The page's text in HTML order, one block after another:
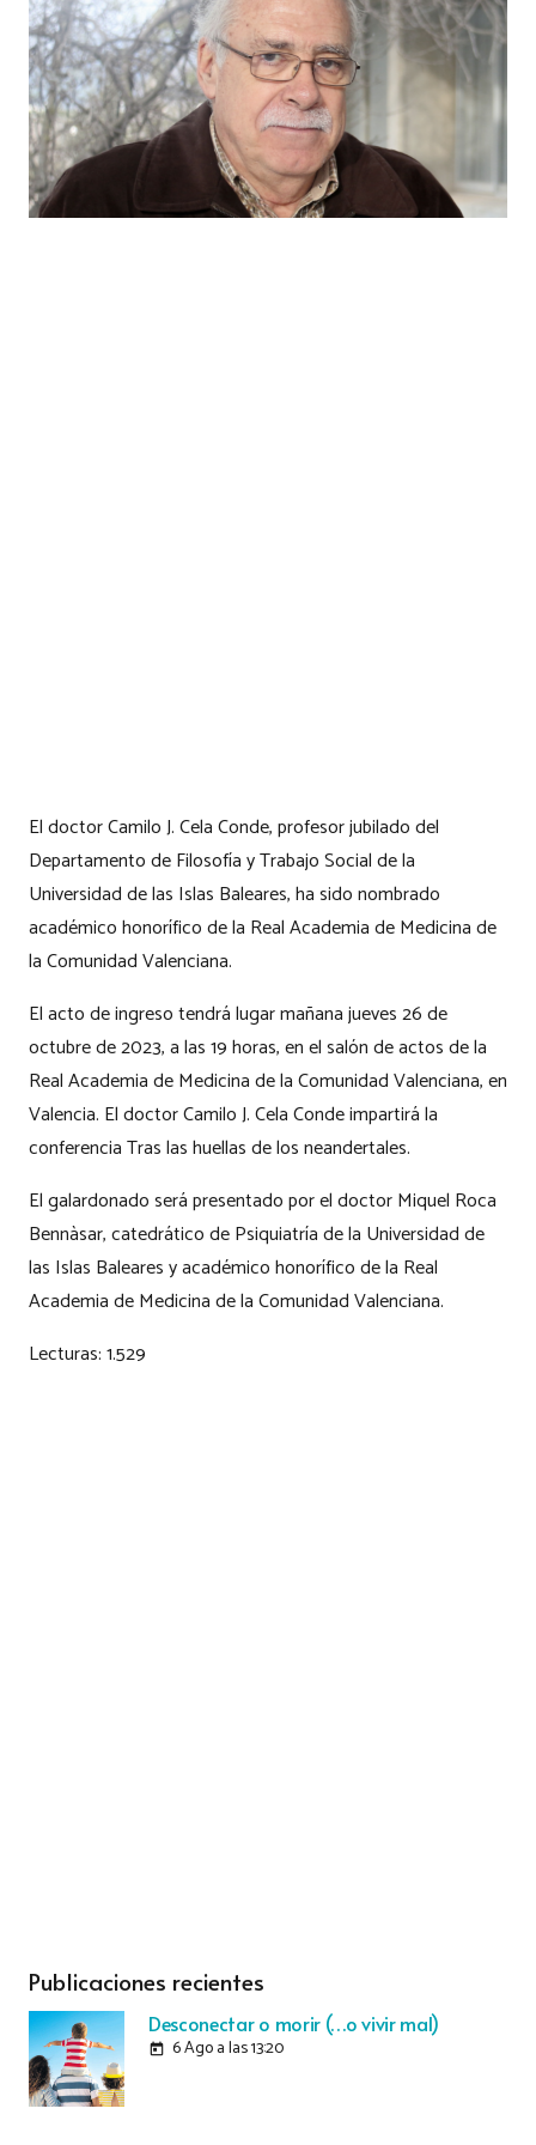
El doctor Camilo J. Cela Conde, profesor jubilado del
Departamento de Filosofía y Trabajo Social de la
Universidad de las Islas Baleares, ha sido nombrado
académico honorífico de la Real Academia de Medicina de
la Comunidad Valenciana.
El acto de ingreso tendrá lugar mañana jueves 26 de
octubre de 2023, a las 19 horas, en el salón de actos de la
Real Academia de Medicina de la Comunidad Valenciana, en
Valencia. El doctor Camilo J. Cela Conde impartirá la
conferencia Tras las huellas de los neandertales.
El galardonado será presentado por el doctor Miquel Roca
Bennàsar, catedrático de Psiquiatría de la Universidad de
las Islas Baleares y académico honorífico de la Real
Academia de Medicina de la Comunidad Valenciana.
Lecturas:1.529
Publicaciones recientes
Desconectar o morir (…o vivir mal)
today 6 Ago a las 13:20